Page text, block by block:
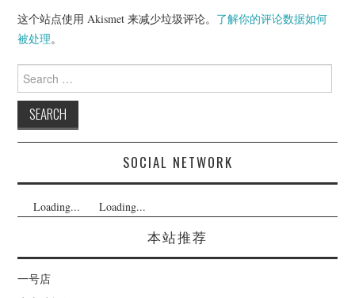
这个站点使用 Akismet 来减少垃圾评论。 了解你的评论数据如何
被处理。
Search
for:
SOCIAL NETWORK
Loading... Loading...
本站推荐
一号店